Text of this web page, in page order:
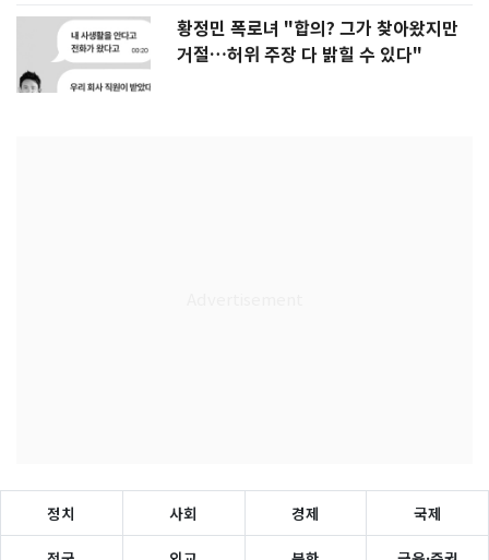
황정민 폭로녀 "합의? 그가 찾아왔지만
거절…허위 주장 다 밝힐 수 있다"
정치 사회 경제 국제